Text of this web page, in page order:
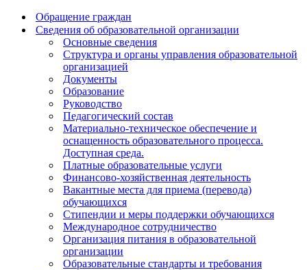
Обращение граждан
Сведения об образовательной организации
Основные сведения
Структура и органы управления образовательной
организацией
Документы
Образование
Руководство
Педагогический состав
Материально-техническое обеспечение и
оснащенность образовательного процесса.
Доступная среда.
Платные образовательные услуги
Финансово-хозяйственная деятельность
Вакантные места для приема (перевода)
обучающихся
Стипендии и меры поддержки обучающихся
Международное сотрудничество
Организация питания в образовательной
организации
Образовательные стандарты и требования